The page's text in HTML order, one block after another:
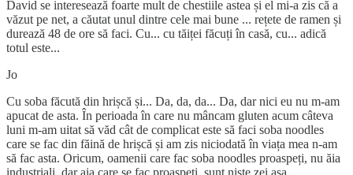
David se interesează foarte mult de chestiile astea și el mi-a zis că a
văzut pe net, a căutat unul dintre cele mai bune ... rețete de ramen și
durează 48 de ore să faci. Cu... cu tăiței făcuți în casă, cu... adică
totul este...
Jo
Cu soba făcută din hrișcă și... Da, da, da... Da, dar nici eu nu m-am
apucat de asta. În perioada în care nu mâncam gluten acum câteva
luni m-am uitat să văd cât de complicat este să faci soba noodles
care se fac din făină de hrișcă și am zis niciodată în viața mea n-am
să fac asta. Oricum, oamenii care fac soba noodles proaspeți, nu ăia
industriali, dar aia care se fac proaspeți, sunt niște zei așa...